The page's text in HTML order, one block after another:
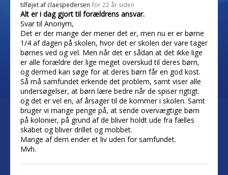
tilføjet af claespedersen for 22 år siden
Alt er i dag gjort til forældrens ansvar.
Svar til Anonym,
Det er der mange der mener det er, men nu er er børne
1/4 af dagen på skolen, hvor det er skolen der vare tager
børnes ved og vel. Men når det er sådan at det ikke lige
er alle forældre der lige meget overskud til deres børn,
og dermed kan søge for at deres børn får en god kost.
Så må samfundet erkende det problem, samt viser alle
undersøgelser, at børn lære bedre når de spiser rigtigt.
og det er vel en, af årsager til de kommer i skolen. Samt
bruger vi mange penge på, at sende overvægtige børn
på kolonier, på grund af de bliver holdt ude fra fælles
skabet og bliver drillet og mobbet.
Mange af dem ender et liv uden for samfundet.
Mvh.